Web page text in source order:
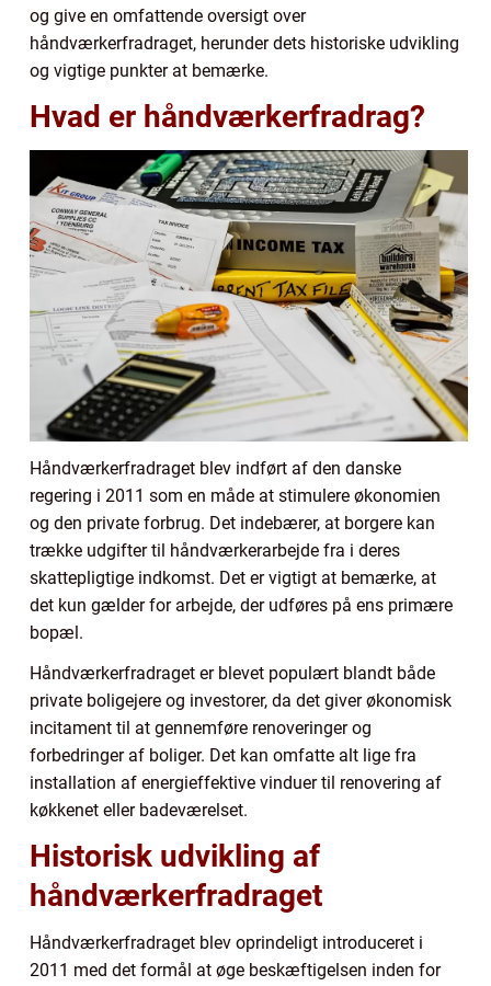
og give en omfattende oversigt over
håndværkerfradraget, herunder dets historiske udvikling
og vigtige punkter at bemærke.
Hvad er håndværkerfradrag?
Håndværkerfradraget blev indført af den danske
regering i 2011 som en måde at stimulere økonomien
og den private forbrug. Det indebærer, at borgere kan
trække udgifter til håndværkerarbejde fra i deres
skattepligtige indkomst. Det er vigtigt at bemærke, at
det kun gælder for arbejde, der udføres på ens primære
bopæl.
Håndværkerfradraget er blevet populært blandt både
private boligejere og investorer, da det giver økonomisk
incitament til at gennemføre renoveringer og
forbedringer af boliger. Det kan omfatte alt lige fra
installation af energieffektive vinduer til renovering af
køkkenet eller badeværelset.
Historisk udvikling af
håndværkerfradraget
Håndværkerfradraget blev oprindeligt introduceret i
2011 med det formål at øge beskæftigelsen inden for